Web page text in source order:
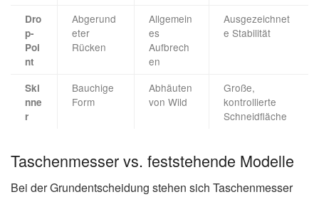
Dro
p-
Poi
nt
Abgerund
eter
Rücken
Allgemein
es
Aufbrech
en
Ausgezeichnet
e Stabilität
Ski
nne
r
Bauchige
Form
Abhäuten
von Wild
Große,
kontrollierte
Schneidfläche
Taschenmesser vs. feststehende Modelle
Bei der Grundentscheidung stehen sich Taschenmesser